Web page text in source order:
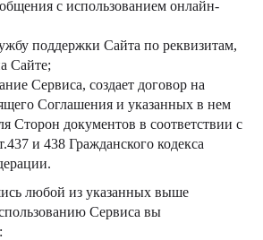
с использованием онлайн-
поддержки Сайта по реквизитам,
Сайте;
Сервиса, создает договор на
Соглашения и указанных в нем
Сторон документов в соответствии с
и 438 Гражданского кодекса
любой из указанных выше
Сервиса вы